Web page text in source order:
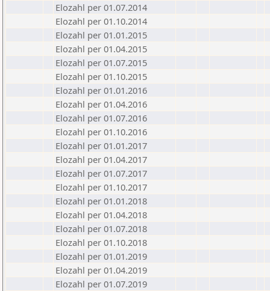
Elozahl per 01.07.2014
Elozahl per 01.10.2014
Elozahl per 01.01.2015
Elozahl per 01.04.2015
Elozahl per 01.07.2015
Elozahl per 01.10.2015
Elozahl per 01.01.2016
Elozahl per 01.04.2016
Elozahl per 01.07.2016
Elozahl per 01.10.2016
Elozahl per 01.01.2017
Elozahl per 01.04.2017
Elozahl per 01.07.2017
Elozahl per 01.10.2017
Elozahl per 01.01.2018
Elozahl per 01.04.2018
Elozahl per 01.07.2018
Elozahl per 01.10.2018
Elozahl per 01.01.2019
Elozahl per 01.04.2019
Elozahl per 01.07.2019